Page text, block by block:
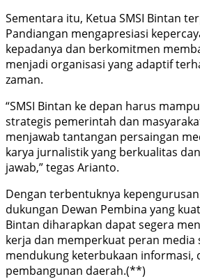
Sementara itu, Ketua SMSI Bintan
Pandiangan mengapresiasi
kepadanya dan berkomitmen
menjadi organisasi yang adaptif
zaman.
“SMSI Bintan ke depan harus
strategis pemerintah dan
menjawab tantangan persaingan
karya jurnalistik yang berkualitas
jawab,” tegas Arianto.
Dengan terbentuknya
dukungan Dewan Pembina yang
Bintan diharapkan dapat segera
kerja dan memperkuat peran media
mendukung keterbukaan informasi,
pembangunan daerah.(**)